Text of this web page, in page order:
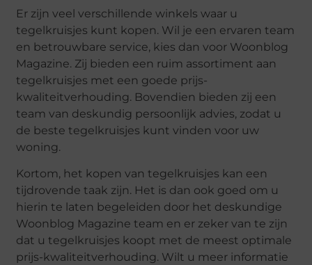
Er zijn veel verschillende winkels waar u
tegelkruisjes kunt kopen. Wil je een ervaren team
en betrouwbare service, kies dan voor Woonblog
Magazine. Zij bieden een ruim assortiment aan
tegelkruisjes met een goede prijs-
kwaliteitverhouding. Bovendien bieden zij een
team van deskundig persoonlijk advies, zodat u
de beste tegelkruisjes kunt vinden voor uw
woning.
Kortom, het kopen van tegelkruisjes kan een
tijdrovende taak zijn. Het is dan ook goed om u
hierin te laten begeleiden door het deskundige
Woonblog Magazine team en er zeker van te zijn
dat u tegelkruisjes koopt met de meest optimale
prijs-kwaliteitverhouding. Wilt u meer informatie